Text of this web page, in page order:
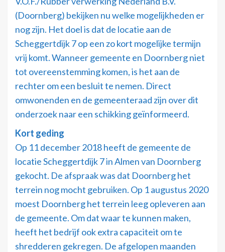
(Doornberg) bekijken nu welke mogelijkheden er
nog zijn. Het doel is dat de locatie aan de
Scheggertdijk 7 op een zo kort mogelijke termijn
vrij komt. Wanneer gemeente en Doornberg niet
tot overeenstemming komen, is het aan de
rechter om een besluit te nemen. Direct
omwonenden en de gemeenteraad zijn over dit
onderzoek naar een schikking geïnformeerd.
Kort geding
Op 11 december 2018 heeft de gemeente de
locatie Scheggertdijk 7 in Almen van Doornberg
gekocht. De afspraak was dat Doornberg het
terrein nog mocht gebruiken. Op 1 augustus 2020
moest Doornberg het terrein leeg opleveren aan
de gemeente. Om dat waar te kunnen maken,
heeft het bedrijf ook extra capaciteit om te
shredderen gekregen. De afgelopen maanden